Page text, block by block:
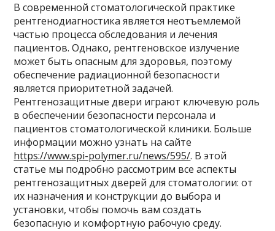
В современной стоматологической практике
рентгенодиагностика является неотъемлемой
частью процесса обследования и лечения
пациентов. Однако, рентгеновское излучение
может быть опасным для здоровья, поэтому
обеспечение радиационной безопасности
является приоритетной задачей.
Рентгенозащитные двери играют ключевую роль
в обеспечении безопасности персонала и
пациентов стоматологической клиники. Больше
информации можно узнать на сайте
https://www.spi-polymer.ru/news/595/. В этой
статье мы подробно рассмотрим все аспекты
рентгенозащитных дверей для стоматологии: от
их назначения и конструкции до выбора и
установки, чтобы помочь вам создать
безопасную и комфортную рабочую среду.